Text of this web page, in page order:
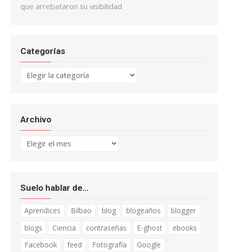
que arrebataron su visibilidad
Categorías
Categorías
Archivo
Archivo
Suelo hablar de…
Aprendices Bilbao blog blogeaños
blogger
blogs
Ciencia contraseñas E-ghost
ebooks
Facebook
feed Fotografía
Google